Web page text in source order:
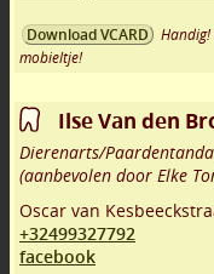
Download VCARD
mobieltje!
Ilse Van den
Dierenarts/
(aanbevolen door Elke
Oscar van
+32499327792
facebook